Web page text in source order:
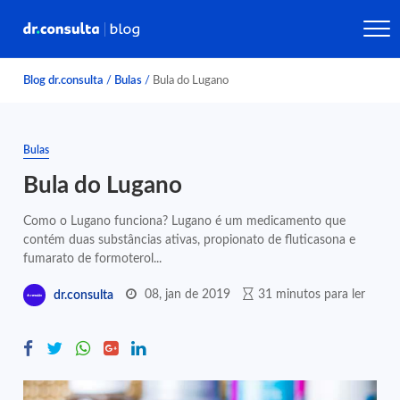
Blog dr.consulta / Bulas / Bula do Lugano
Bulas
Bula do Lugano
Como o Lugano funciona? Lugano é um medicamento que
contém duas substâncias ativas, propionato de fluticasona e
fumarato de formoterol...
dr.consulta 08, jan de 2019 31 minutos para ler